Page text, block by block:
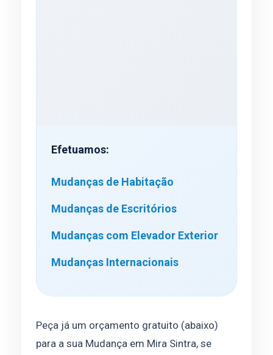
Efetuamos:
Mudanças de Habitação
Mudanças de Escritórios
Mudanças com Elevador Exterior
Mudanças Internacionais
Peça já um orçamento gratuito (abaixo)
para a sua Mudança em Mira Sintra, se